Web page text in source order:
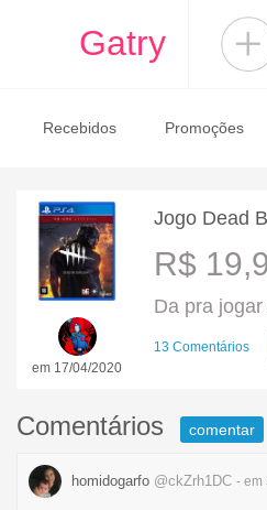
Gatry
Recebidos Promoções
em 17/04/2020
Jogo Dead
R$
Da pra
13 Comentários
Comentários comentar
homidogarfo @ckZrh1DC - em